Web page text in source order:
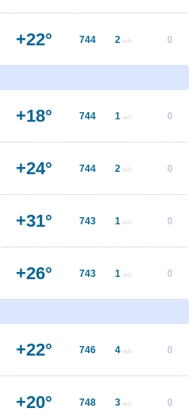
+22° 744 2 м/с 0
+18° 744 1 м/с 0
+24° 744 2 м/с 0
+31° 743 1 м/с 0
+26° 743 1 м/с 0
+22° 746 4 м/с 0
+20° 748 3 м/с 0